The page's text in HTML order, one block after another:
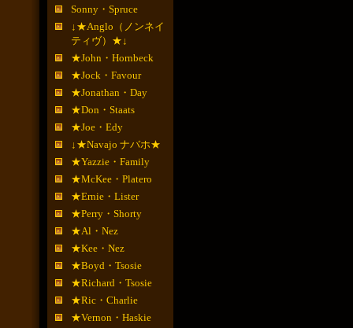
Sonny・Spruce
↓★Anglo（ノンネイ
ティヴ）★↓
★John・Hornbeck
★Jock・Favour
★Jonathan・Day
★Don・Staats
★Joe・Edy
↓★Navajo ナバホ★
★Yazzie・Family
★McKee・Platero
★Ernie・Lister
★Perry・Shorty
★Al・Nez
★Kee・Nez
★Boyd・Tsosie
★Richard・Tsosie
★Ric・Charlie
★Vernon・Haskie